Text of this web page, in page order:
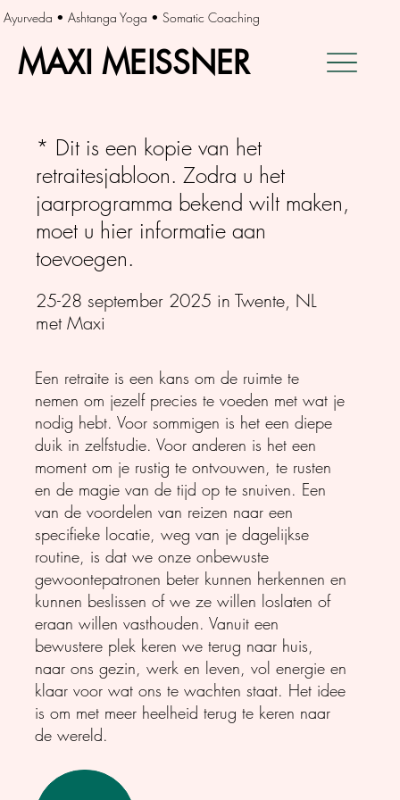
Ayurveda • Ashtanga Yoga • Somatic Coaching
MAXI MEISSNER
MAXI MEISSNER
* Dit is een kopie van het
retraitesjabloon. Zodra u het
jaarprogramma bekend wilt maken,
moet u hier informatie aan
toevoegen.
25-28 september 2025 in Twente, NL
met Maxi
Een retraite is een kans om de ruimte te
nemen om jezelf precies te voeden met wat je
nodig hebt. Voor sommigen is het een diepe
duik in zelfstudie. Voor anderen is het een
moment om je rustig te ontvouwen, te rusten
en de magie van de tijd op te snuiven. Een
van de voordelen van reizen naar een
specifieke locatie, weg van je dagelijkse
routine, is dat we onze onbewuste
gewoontepatronen beter kunnen herkennen en
kunnen beslissen of we ze willen loslaten of
eraan willen vasthouden. Vanuit een
bewustere plek keren we terug naar huis,
naar ons gezin, werk en leven, vol energie en
klaar voor wat ons te wachten staat. Het idee
is om met meer heelheid terug te keren naar
de wereld.